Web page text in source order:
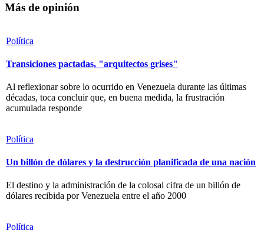
Más de opinión
Política
Transiciones pactadas, "arquitectos grises"
Al reflexionar sobre lo ocurrido en Venezuela durante las últimas
décadas, toca concluir que, en buena medida, la frustración
acumulada responde
Política
Un billón de dólares y la destrucción planificada de una nación
El destino y la administración de la colosal cifra de un billón de
dólares recibida por Venezuela entre el año 2000
Política